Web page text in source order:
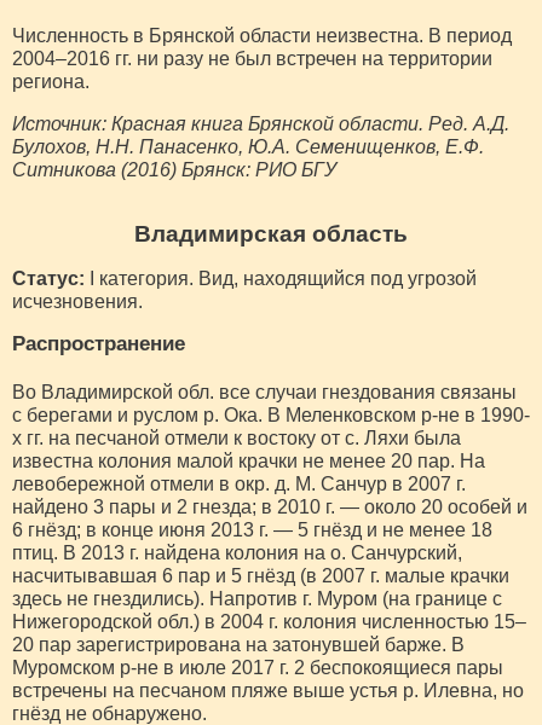
Численность в Брянской области неизвестна. В период
2004–2016 гг. ни разу не был встречен на территории
региона.
Источник: Красная книга Брянской области. Ред. А.Д.
Булохов, Н.Н. Панасенко, Ю.А. Семенищенков, Е.Ф.
Ситникова (2016) Брянск: РИО БГУ
Владимирская область
Статус: I категория. Вид, находящийся под угрозой
исчезновения.
Распространение
Во Владимирской обл. все случаи гнездования связаны
с берегами и руслом р. Ока. В Меленковском р-не в 1990-
х гг. на песчаной отмели к востоку от с. Ляхи была
известна колония малой крачки не менее 20 пар. На
левобережной отмели в окр. д. М. Санчур в 2007 г.
найдено 3 пары и 2 гнезда; в 2010 г. — около 20 особей и
6 гнёзд; в конце июня 2013 г. — 5 гнёзд и не менее 18
птиц. В 2013 г. найдена колония на о. Санчурский,
насчитывавшая 6 пар и 5 гнёзд (в 2007 г. малые крачки
здесь не гнездились). Напротив г. Муром (на границе с
Нижегородской обл.) в 2004 г. колония численностью 15–
20 пар зарегистрирована на затонувшей барже. В
Муромском р-не в июле 2017 г. 2 беспокоящиеся пары
встречены на песчаном пляже выше устья р. Илевна, но
гнёзд не обнаружено.